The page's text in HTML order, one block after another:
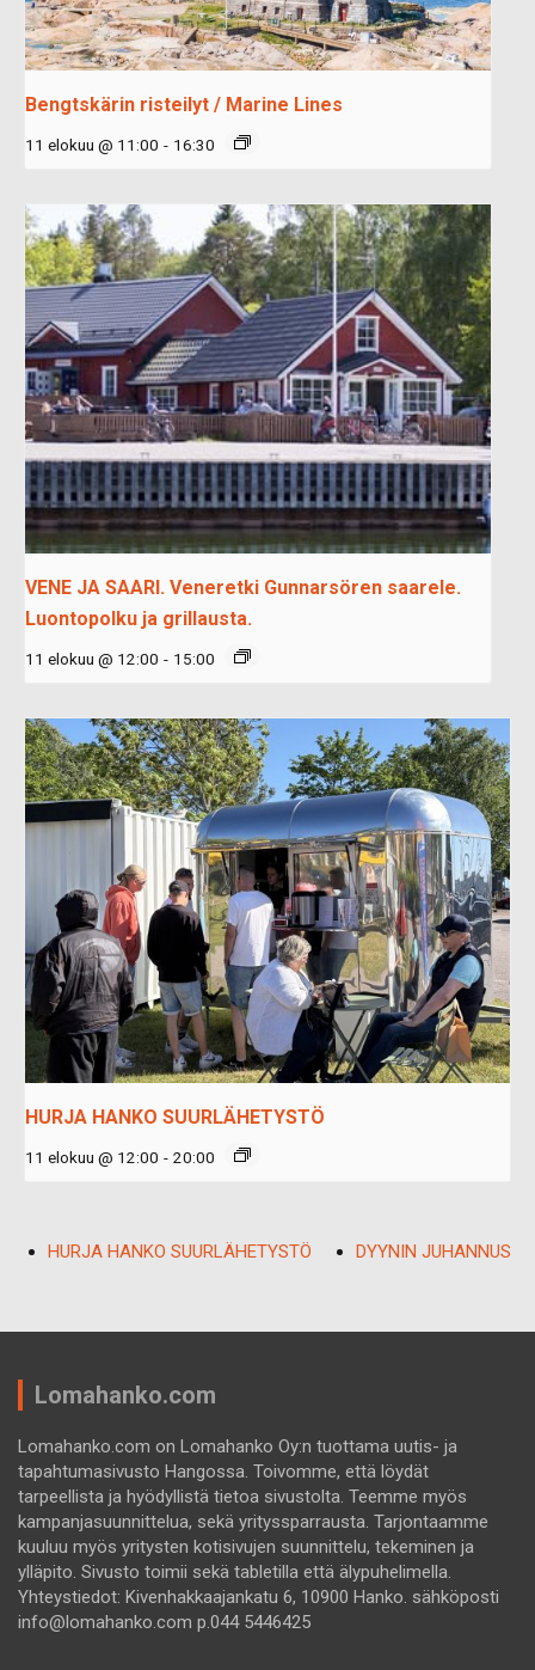
Bengtskärin risteilyt / Marine Lines
11 elokuu @ 11:00 - 16:30
VENE JA SAARI. Veneretki Gunnarsören saarele.
Luontopolku ja grillausta.
11 elokuu @ 12:00 - 15:00
HURJA HANKO SUURLÄHETYSTÖ
11 elokuu @ 12:00 - 20:00
HURJA HANKO SUURLÄHETYSTÖ DYYNIN JUHANNUS
Lomahanko.com
Lomahanko.com on Lomahanko Oy:n tuottama uutis- ja
tapahtumasivusto Hangossa. Toivomme, että löydät
tarpeellista ja hyödyllistä tietoa sivustolta. Teemme myös
kampanjasuunnittelua, sekä yrityssparrausta. Tarjontaamme
kuuluu myös yritysten kotisivujen suunnittelu, tekeminen ja
ylläpito. Sivusto toimii sekä tabletilla että älypuhelimella.
Yhteystiedot: Kivenhakkaajankatu 6, 10900 Hanko. sähköposti
info@lomahanko.com p.044 5446425